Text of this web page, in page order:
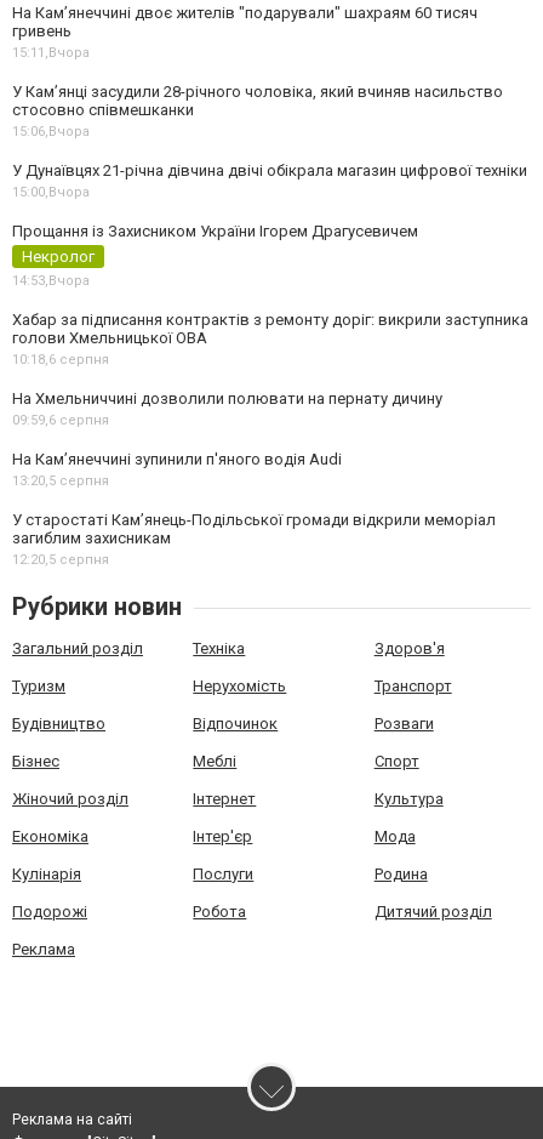
На Камʼянеччині двоє жителів "подарували" шахраям 60 тисяч
гривень
15:11, Вчора
У Камʼянці засудили 28-річного чоловіка, який вчиняв насильство
стосовно співмешканки
15:06, Вчора
У Дунаївцях 21-річна дівчина двічі обікрала магазин цифрової техніки
15:00, Вчора
Прощання із Захисником України Ігорем Драгусевичем
Некролог
14:53, Вчора
Хабар за підписання контрактів з ремонту доріг: викрили заступника
голови Хмельницької ОВА
10:18,6 серпня
На Хмельниччині дозволили полювати на пернату дичину
09:59,6 серпня
На Камʼянеччині зупинили п'яного водія Audi
13:20,5 серпня
У старостаті Кам’янець-Подільської громади відкрили меморіал
загиблим захисникам
12:20,5 серпня
Рубрики новин
Загальний розділ Техніка Здоров'я
Туризм Нерухомість Транспорт
Будівництво Відпочинок Розваги
Бізнес Меблі Спорт
Жіночий розділ Інтернет Культура
Економіка Інтер'єр Мода
Кулінарія Послуги Родина
Подорожі Робота Дитячий розділ
Реклама
Реклама на сайті